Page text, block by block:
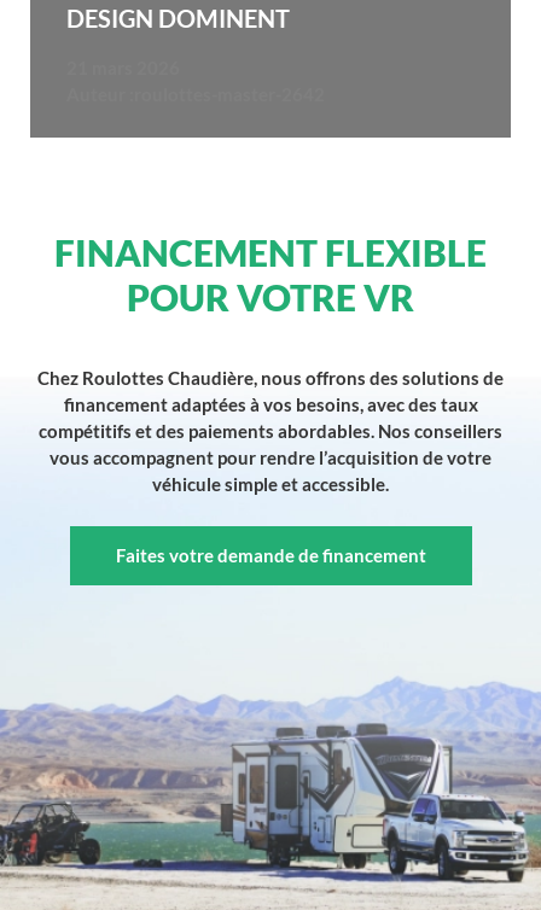
DESIGN DOMINENT
FINANCEMENT FLEXIBLE
POUR VOTRE VR
Chez Roulottes Chaudière, nous offrons des solutions de
financement adaptées à vos besoins, avec des taux
compétitifs et des paiements abordables. Nos conseillers
vous accompagnent pour rendre l’acquisition de votre
véhicule simple et accessible.
Faites votre demande de financement